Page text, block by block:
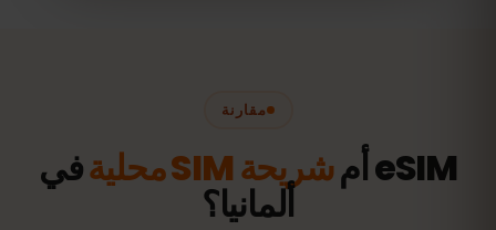
مقارنة
eSIM أم شريحة SIM محلية في
ألمانيا؟